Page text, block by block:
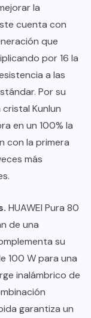
la
cuenta con
que
por 16 la
a las
Por su
cristal Kunlun
en un 100% la
con la primera
más
HUAWEI Pura 80
de una
su
100 W para una
inalámbrico de
garantiza un